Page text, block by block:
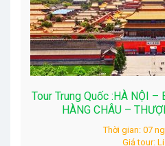
Tour Trung Quốc :HÀ NỘI –
HÀNG CHÂU –
Thời gian: 07
Giá tour: